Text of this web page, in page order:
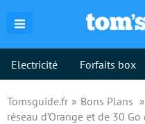
Electricité Forfaits box
Tomsguide.fr Bons Plans
réseau d’Orange et de 30